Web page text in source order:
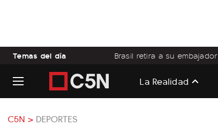
Temas del día Brasil retira a su embajador
La Realidad
C5N > DEPORTES